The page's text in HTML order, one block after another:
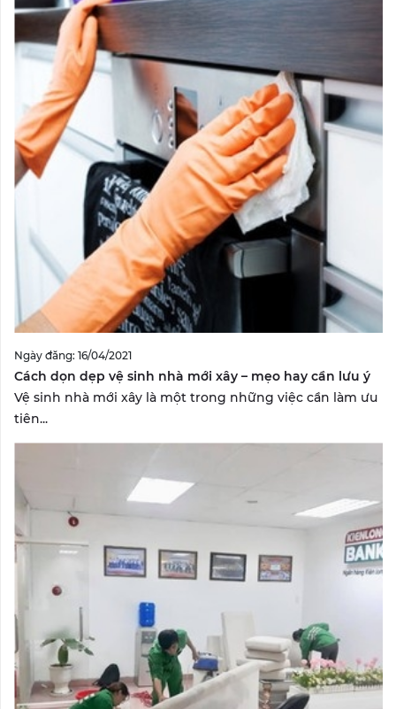
Ngày đăng: 16/04/2021
Cách dọn dẹp vệ sinh nhà mới xây – mẹo hay cần lưu ý
Vệ sinh nhà mới xây là một trong những việc cần làm ưu
tiên...